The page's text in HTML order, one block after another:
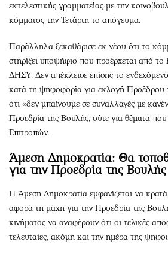
εκτελεστικής γραμματείας με την
κόμματος την Τετάρτη το απόγευμα.
Παράλληλα ξεκαθάρισε εκ νέου ότι το
στηρίξει υποψήφιο που προέρχεται από
ΔΗΣΥ. Δεν απέκλεισε επίσης το
κατά τη ψηφοφορία για εκλογή Προέδρου
ότι «δεν μπαίνουμε σε συναλλαγές με
Προεδρία της Βουλής, ούτε για θέματα
Επιτροπών.
Άμεση Δημοκρατία: Θα
για την Προεδρία της Βουλής
Η Άμεση Δημοκρατία εμφανίζεται να
αφορά τη μάχη για την Προεδρία της
κινήματος να αναφέρουν ότι οι τελικές
τελευταίες, ακόμη και την ημέρα της